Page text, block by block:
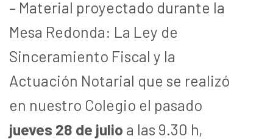
– Material proyectado durante la
Mesa Redonda: La Ley de
Sinceramiento Fiscal y la
Actuación Notarial que se realizó
en nuestro Colegio el pasado
jueves 28 de julio a las 9.30 h,